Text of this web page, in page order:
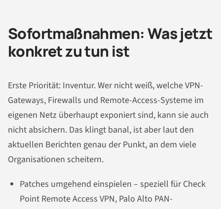
Sofortmaßnahmen: Was jetzt
konkret zu tun ist
Erste Priorität: Inventur. Wer nicht weiß, welche VPN-
Gateways, Firewalls und Remote-Access-Systeme im
eigenen Netz überhaupt exponiert sind, kann sie auch
nicht absichern. Das klingt banal, ist aber laut den
aktuellen Berichten genau der Punkt, an dem viele
Organisationen scheitern.
Patches umgehend einspielen – speziell für Check
Point Remote Access VPN, Palo Alto PAN-